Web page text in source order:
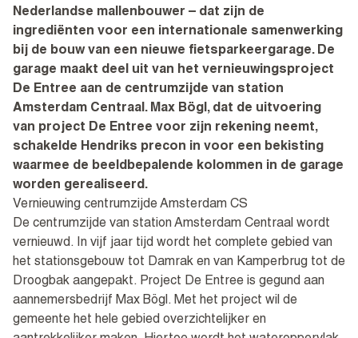
Nederlandse mallenbouwer – dat zijn de
ingrediënten voor een internationale samenwerking
bij de bouw van een nieuwe fietsparkeergarage. De
garage maakt deel uit van het vernieuwingsproject
De Entree aan de centrumzijde van station
Amsterdam Centraal. Max Bögl, dat de uitvoering
van project De Entree voor zijn rekening neemt,
schakelde Hendriks precon in voor een bekisting
waarmee de beeldbepalende kolommen in de garage
worden gerealiseerd.
Vernieuwing centrumzijde Amsterdam CS
De centrumzijde van station Amsterdam Centraal wordt
vernieuwd. In vijf jaar tijd wordt het complete gebied van
het stationsgebouw tot Damrak en van Kamperbrug tot de
Droogbak aangepakt. Project De Entree is gegund aan
aannemersbedrijf Max Bögl. Met het project wil de
gemeente het hele gebied overzichtelijker en